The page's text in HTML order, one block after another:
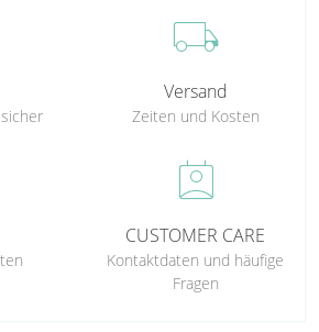
local_shipping
Versand
Zeiten und Kosten
perm_contact_calendar
CUSTOMER CARE
Kontaktdaten und häufige
Fragen